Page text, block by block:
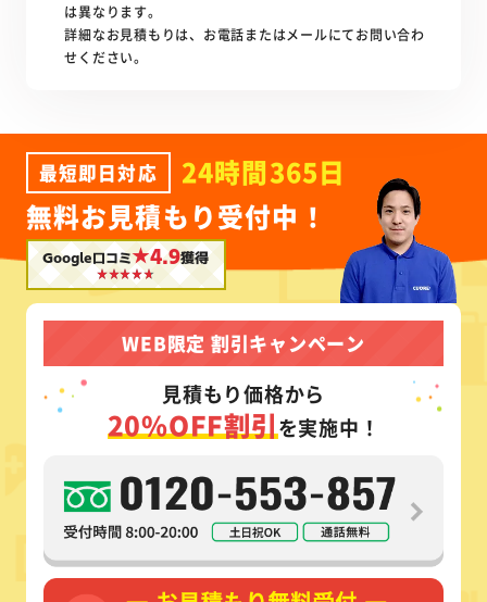
は異なります。
詳細なお見積もりは、お電話またはメールにてお問い合わ
せください。
最短即日対応
24時間365日
無料お見積もり受付中！
Google口コミ★4.9獲得
WEB限定 割引キャンペーン
見積もり価格から
20%OFF割引を実施中！